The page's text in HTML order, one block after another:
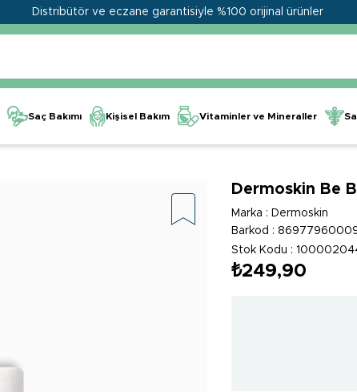
Distribütör ve eczane garantisiyle %100 orijinal ürünler
Saç Bakımı Kişisel Bakım Vitaminler ve Mineraller
Dermoskin Be
Marka : Dermoskin
Barkod :
Stok Kodu
₺249,90